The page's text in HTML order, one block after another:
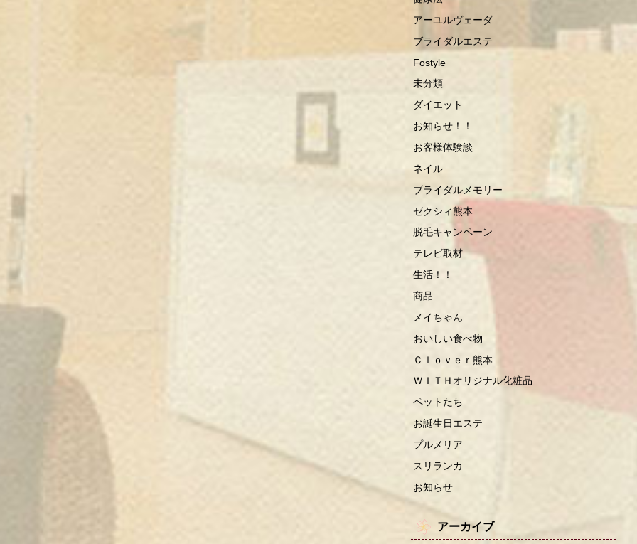
アーユルヴェーダ
ブライダルエステ
Fostyle
未分類
ダイエット
お知らせ！！
お客様体験談
ネイル
ブライダルメモリー
ゼクシィ熊本
脱毛キャンペーン
テレビ取材
生活！！
商品
メイちゃん
おいしい食べ物
Ｃｌｏｖｅｒ熊本
ＷＩＴＨオリジナル化粧品
ペットたち
お誕生日エステ
プルメリア
スリランカ
お知らせ
アーカイブ